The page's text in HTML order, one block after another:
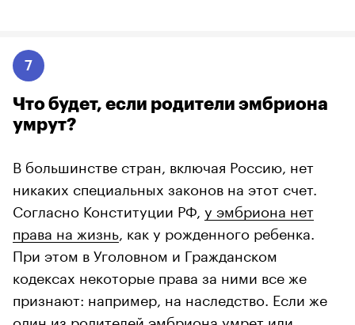
7
Что будет, если родители эмбриона
умрут?
В большинстве стран, включая Россию, нет
никаких специальных законов на этот счет.
Согласно Конституции РФ, у эмбриона нет
права на жизнь , как у рожденного ребенка.
При этом в Уголовном и Гражданском
кодексах некоторые права за ними все же
признают: например, на наследство. Если же
один из родителей эмбриона умрет или